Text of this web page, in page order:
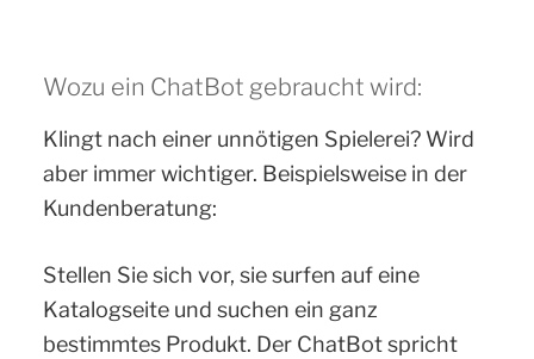
Wozu ein ChatBot gebraucht wird:
Klingt nach einer unnötigen Spielerei? Wird
aber immer wichtiger. Beispielsweise in der
Kundenberatung:
Stellen Sie sich vor, sie surfen auf eine
Katalogseite und suchen ein ganz
bestimmtes Produkt. Der ChatBot spricht